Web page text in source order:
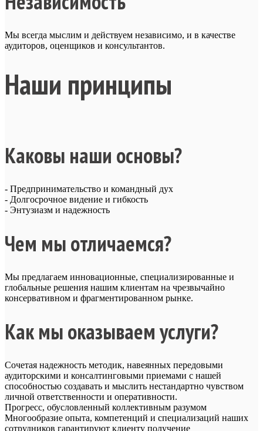
Мы всегда мыслим и действуем независимо, и в качестве
аудиторов, оценщиков и консультантов.
Наши принципы
Каковы наши основы?
- Предпринимательство и командный дух
- Долгосрочное видение и гибкость
- Энтузиазм и надежность
Чем мы отличаемся?
Мы предлагаем инновационные, специализированные и
глобальные решения нашим клиентам на чрезвычайно
консервативном и фрагментированном рынке.
Как мы оказываем услуги?
Сочетая надежность методик, навеянных передовыми
аудиторскими и консалтинговыми приемами с нашей
способностью создавать и мыслить нестандартно чувством
личной ответственности и оперативности.
Прогресс, обусловленный коллективным разумом
Многообразие опыта, компетенций и специализаций наших
сотрудников гарантируют клиенту получение